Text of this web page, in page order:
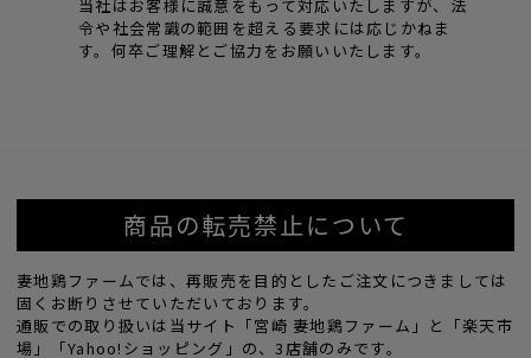
当社はお客様に誠意をもって対応いたしますが、法
令や社会常識の範囲を超える要求には応じかねま
す。何卒ご理解とご協力をお願いいたします。
商品の転売禁止について
妻地鶏ファームでは、再販売を目的としたご注文につきましては
固くお断りさせていただいております。
通販での取り扱いは当サイト「宮崎 妻地鶏ファーム」と「楽天市
場」「Yahoo!ショッピング」の、3店舗のみです。